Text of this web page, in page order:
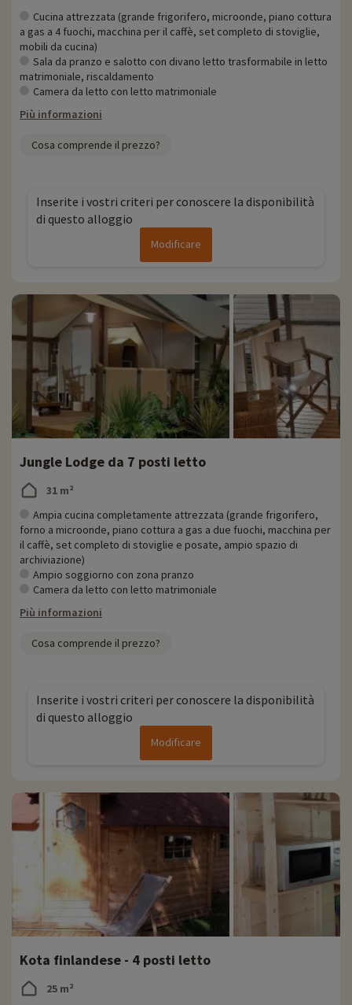
Cucina attrezzata (grande frigorifero, microonde, piano cottura
a gas a 4 fuochi, macchina per il caffè, set completo di stoviglie,
mobili da cucina)
Sala da pranzo e salotto con divano letto trasformabile in letto
matrimoniale, riscaldamento
Camera da letto con letto matrimoniale
Più informazioni
Cosa comprende il prezzo?
Inserite i vostri criteri per conoscere la disponibilità
di questo alloggio
Modificare
Jungle Lodge da 7 posti letto
31 m²
Ampia cucina completamente attrezzata (grande frigorifero,
forno a microonde, piano cottura a gas a due fuochi, macchina per
il caffè, set completo di stoviglie e posate, ampio spazio di
archiviazione)
Ampio soggiorno con zona pranzo
Camera da letto con letto matrimoniale
Più informazioni
Cosa comprende il prezzo?
Inserite i vostri criteri per conoscere la disponibilità
di questo alloggio
Modificare
Kota finlandese - 4 posti letto
25 m²